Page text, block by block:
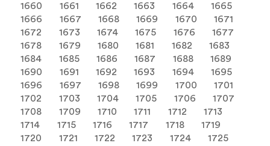
1660
1661 1662 1663 1664
1665
1666
1667 1668 1669 1670
1671
1672
1673 1674 1675 1676
1677
1678
1679 1680 1681 1682
1683
1684
1685 1686 1687 1688
1689
1690
1691 1692 1693 1694
1695
1696
1697 1698 1699 1700
1701
1702
1703 1704 1705 1706
1707
1708
1709 1710 1711 1712
1713
1714
1715 1716 1717 1718
1719
1720
1721 1722 1723 1724
1725